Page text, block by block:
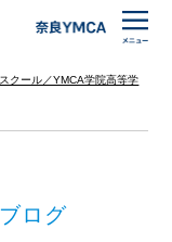
クール／YMCA学院高等学
ログ